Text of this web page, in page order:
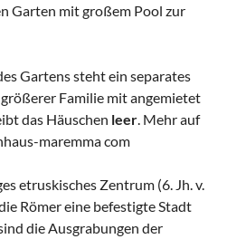
Garten mit großem Pool zur
Gartens steht ein separates
Familie mit angemietet
das Häuschen leer . Mehr auf
maremma com
etruskisches Zentrum (6. Jh. v.
Römer eine befestigte Stadt
die Ausgrabungen der